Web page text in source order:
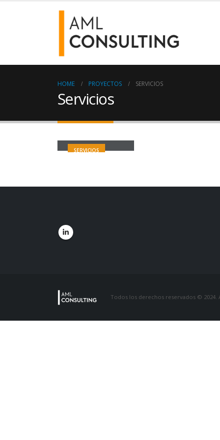
HOME PROYECTOS SERVICIOS
Servicios
SERVICIOS
Todos los derechos reservados © 2024.